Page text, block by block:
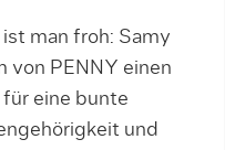
man froh: Samy
von PENNY einen
eine bunte
und